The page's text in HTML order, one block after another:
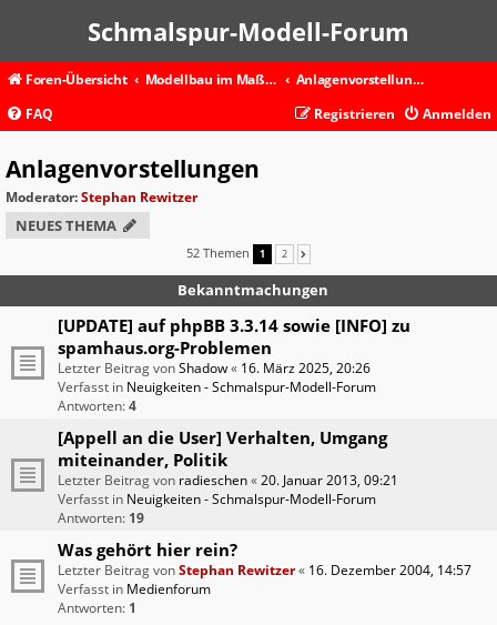
Schmalspur-Modell-Forum
Foren-Übersicht Modellbau im Maßstab 1:45 und größer
Anlagenvorstellungen
FAQ
Anmelden
Registrieren
Anlagenvorstellungen
Moderator:Stephan Rewitzer
NEUES THEMA
52 Themen 1 2
Bekanntmachungen
[UPDATE] auf phpBB 3.3.14 sowie [INFO] zu
spamhaus.org-Problemen
Letzter Beitrag vonShadow« 16. März 2025, 20:26
Verfasst in Neuigkeiten - Schmalspur-Modell-Forum
Antworten:4
[Appell an die User] Verhalten, Umgang
miteinander, Politik
Letzter Beitrag von radieschen«20. Januar 2013, 09:21
Verfasst in Neuigkeiten - Schmalspur-Modell-Forum
Antworten: 19
Was gehört hier rein?
Letzter Beitrag vonStephan Rewitzer« 16. Dezember 2004, 14:57
Verfasst in Medienforum
Antworten: 1